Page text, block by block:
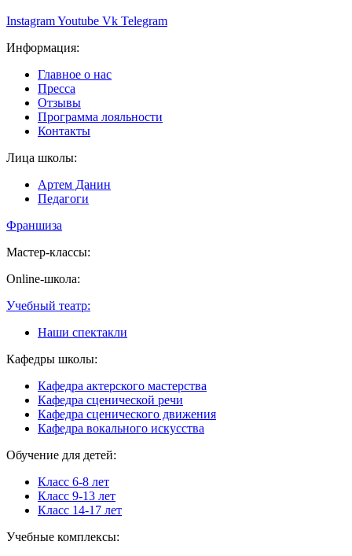
InstagramYoutube Vk Telegram
Информация:
Главное о нас
Пресса
Отзывы
Программа лояльности
Контакты
Лица школы:
Артем Данин
Педагоги
Франшиза
Мастер-классы:
Online-школа:
Учебный театр:
Наши спектакли
Кафедры школы:
Кафедра актерского мастерства
Кафедра сценической речи
Кафедра сценического движения
Кафедра вокального искусства
Обучение для детей:
Класс 6-8 лет
Класс 9-13 лет
Класс 14-17 лет
Учебные комплексы: